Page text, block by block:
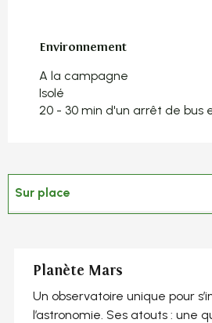
Environnement
Environnement
A la campagne
Isolé
20 - 30 min d'un arrêt de bus
Sur place
Planète Mars
Un observatoire unique pour
l’astronomie. Ses atouts : une